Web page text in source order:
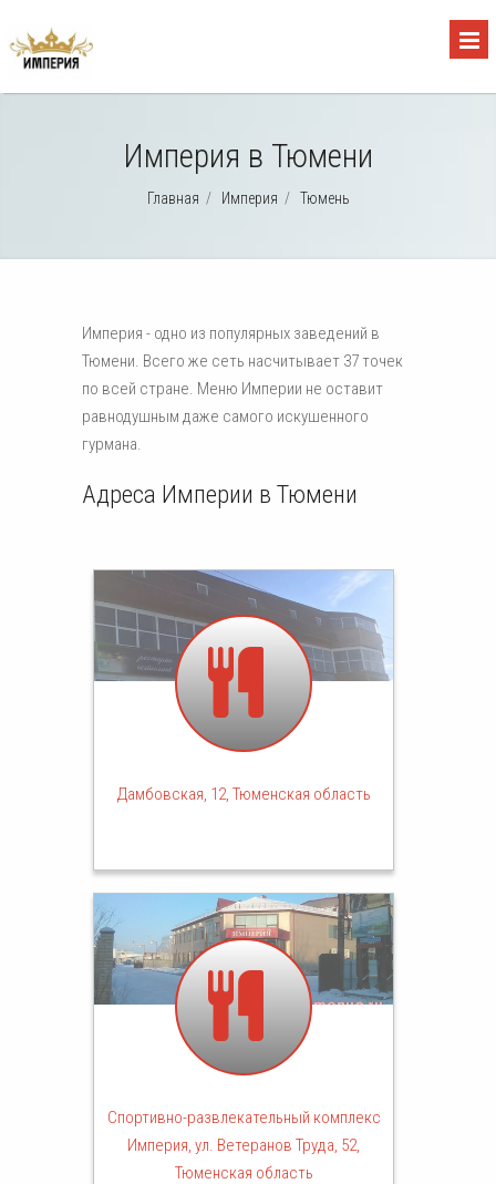
Империя в Тюмени
Главная / Империя / Тюмень
Империя - одно из популярных заведений в
Тюмени. Всего же сеть насчитывает 37 точек
по всей стране. Меню Империи не оставит
равнодушным даже самого искушенного
гурмана.
Адреса Империи в Тюмени
Дамбовская, 12, Тюменская область
Спортивно-развлекательный комплекс
Империя, ул. Ветеранов Труда, 52,
Тюменская область